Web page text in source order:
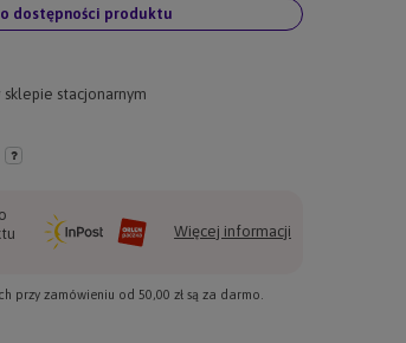
dostępności produktu
stacjonarnym
Więcej informacji
przy zamówieniu od 50,00 zł są za darmo.